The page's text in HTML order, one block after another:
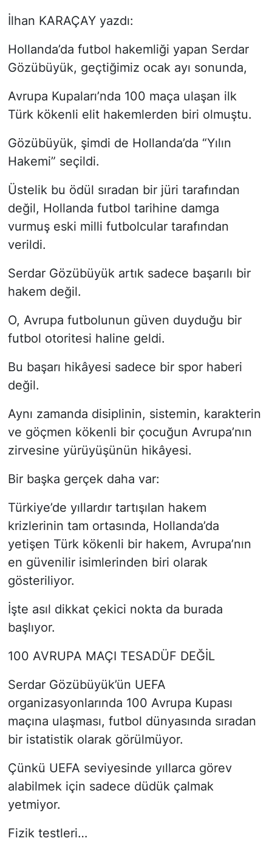
İlhan KARAÇAY yazdı:
Hollanda’da futbol hakemliği yapan Serdar
Gözübüyük, geçtiğimiz ocak ayı sonunda,
Avrupa Kupaları’nda 100 maça ulaşan ilk
Türk kökenli elit hakemlerden biri olmuştu.
Gözübüyük, şimdi de Hollanda’da “Yılın
Hakemi” seçildi.
Üstelik bu ödül sıradan bir jüri tarafından
değil, Hollanda futbol tarihine damga
vurmuş eski milli futbolcular tarafından
verildi.
Serdar Gözübüyük artık sadece başarılı bir
hakem değil.
O, Avrupa futbolunun güven duyduğu bir
futbol otoritesi haline geldi.
Bu başarı hikâyesi sadece bir spor haberi
değil.
Aynı zamanda disiplinin, sistemin, karakterin
ve göçmen kökenli bir çocuğun Avrupa’nın
zirvesine yürüyüşünün hikâyesi.
Bir başka gerçek daha var:
Türkiye’de yıllardır tartışılan hakem
krizlerinin tam ortasında, Hollanda’da
yetişen Türk kökenli bir hakem, Avrupa’nın
en güvenilir isimlerinden biri olarak
gösteriliyor.
İşte asıl dikkat çekici nokta da burada
başlıyor.
100 AVRUPA MAÇI TESADÜF DEĞİL
Serdar Gözübüyük’ün UEFA
organizasyonlarında 100 Avrupa Kupası
maçına ulaşması, futbol dünyasında sıradan
bir istatistik olarak görülmüyor.
Çünkü UEFA seviyesinde yıllarca görev
alabilmek için sadece düdük çalmak
yetmiyor.
Fizik testleri…